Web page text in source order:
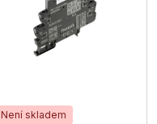
Není skladem